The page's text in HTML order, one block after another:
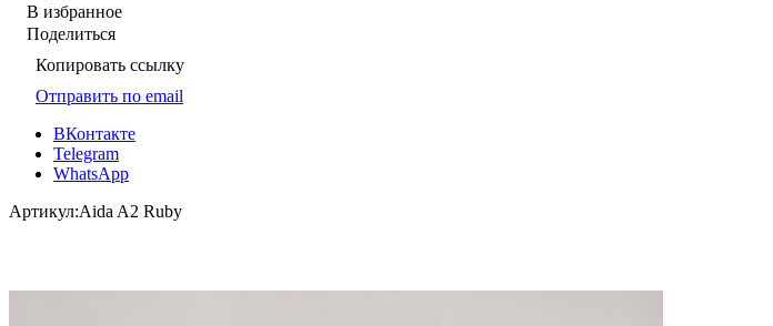
В избранное
Поделиться
Копировать ссылку
Отправить по email
ВКонтакте
Telegram
WhatsApp
Артикул:Aida A2 Ruby